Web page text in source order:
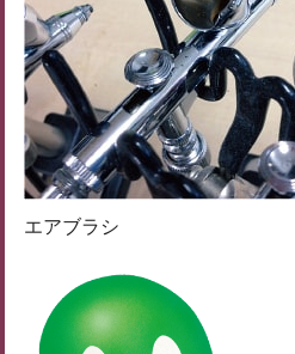
エアブラシ